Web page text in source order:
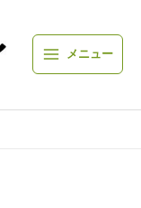
メニュー